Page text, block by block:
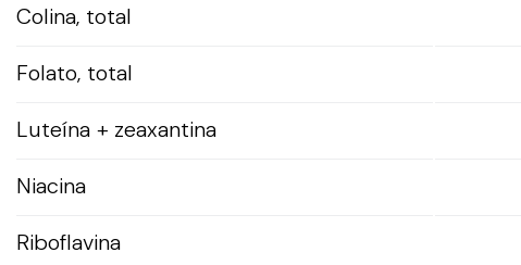
Colina, total
Folato, total
Luteína + zeaxantina
Niacina
Riboflavina